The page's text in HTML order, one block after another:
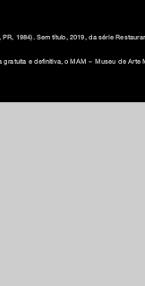
1984). Sem título, 2019, da série
e definitiva, o MAM – Museu de
na nossa